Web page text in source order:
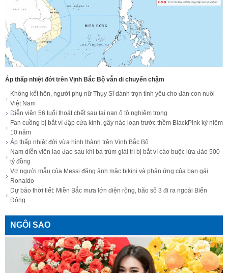
Áp thấp nhiệt đới trên Vịnh Bắc Bộ vẫn di chuyển chậm
Không kết hôn, người phụ nữ Thụy Sĩ dành trọn tình yêu cho đàn con nuôi
Việt Nam
Diễn viên 56 tuổi thoát chết sau tai nạn ô tô nghiêm trọng
Fan cuồng bị bắt vì đập cửa kính, gây náo loạn trước thềm BlackPink kỷ niệm
10 năm
Áp thấp nhiệt đới vừa hình thành trên Vịnh Bắc Bộ
Nam diễn viên lao đao sau khi bà trùm giải trí bị bắt vì cáo buộc lừa đảo 500
tỷ đồng
Vợ người mẫu của Messi đăng ảnh mặc bikini và phản ứng của bạn gái
Ronaldo
Dự báo thời tiết: Miền Bắc mưa lớn diện rộng, bão số 3 đi ra ngoài Biển
Đông
NGÔI SAO